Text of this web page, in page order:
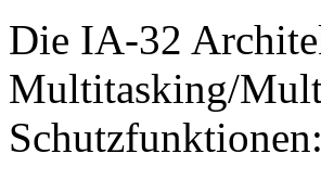
Die IA-32
Multitasking/
Schutzfunktionen: